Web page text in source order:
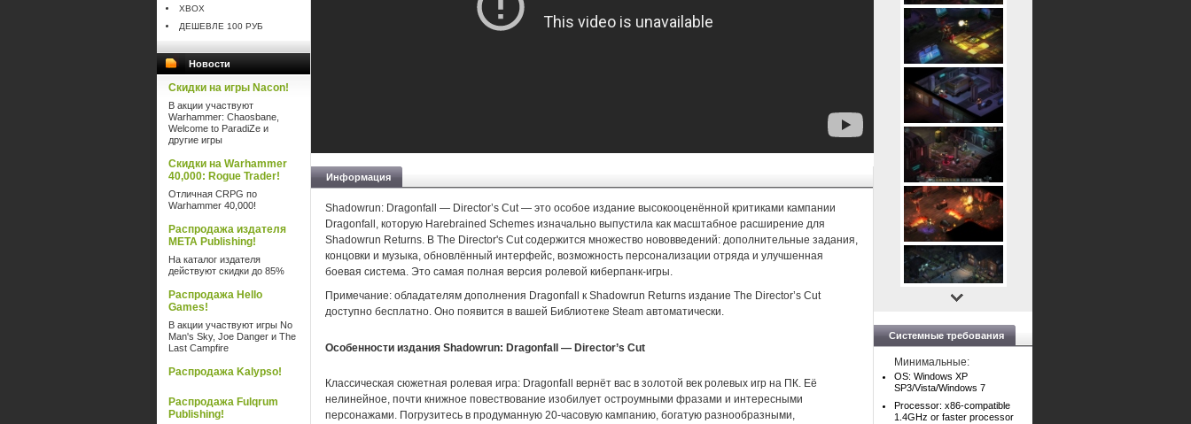
XBOX
ДЕШЕВЛЕ 100 РУБ
Новости
Скидки на игры Nacon!
В акции участвуют
Warhammer: Chaosbane,
Welcome to ParadiZe и
другие игры
Скидки на Warhammer
40,000: Rogue Trader!
Отличная CRPG по
Warhammer 40,000!
Распродажа издателя
META Publishing!
На каталог издателя
действуют скидки до 85%
Распродажа Hello
Games!
В акции участвуют игры No
Man's Sky, Joe Danger и The
Last Campfire
Распродажа Kalypso!
Распродажа Fulqrum
Publishing!
Информация
Shadowrun: Dragonfall — Director’s Cut — это особое издание высокооценённой критиками кампании
Dragonfall, которую Harebrained Schemes изначально выпустила как масштабное расширение для
Shadowrun Returns. В The Director's Cut содержится множество нововведений: дополнительные задания,
концовки и музыка, обновлённый интерфейс, возможность персонализации отряда и улучшенная
боевая система. Это самая полная версия ролевой киберпанк-игры.
Примечание: обладателям дополнения Dragonfall к Shadowrun Returns издание The Director’s Cut
доступно бесплатно. Оно появится в вашей Библиотеке Steam автоматически.
Особенности издания Shadowrun: Dragonfall — Director’s Cut
Классическая сюжетная ролевая игра: Dragonfall вернёт вас в золотой век ролевых игр на ПК. Её
нелинейное, почти книжное повествование изобилует остроумными фразами и интересными
персонажами. Погрузитесь в продуманную 20-часовую кампанию, богатую разнообразными,
Системные требования
Минимальные:
OS: Windows XP
SP3/Vista/Windows 7
Processor: x86-compatible
1.4GHz or faster processor